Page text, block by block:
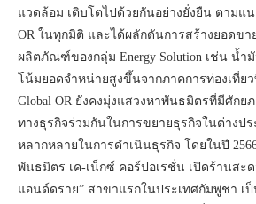
แวดล้อม เติบโตไปด้วยกันอย่างยั่งยืน ตามแ
OR ในทุกมิติ และได้ผลักดันการสร้างยอดขา
ผลิตภัณฑ์ของกลุ่ม Energy Solution เช่น น้ำ
โน้มยอดจำหน่ายสูงขึ้นจากภาคการท่องเที่ย
Global OR ยังคงมุ่งแสวงหาพันธมิตรที่มีศักย
ทางธุรกิจร่วมกันในการขยายธุรกิจในต่างปร
หลากหลายในการดำเนินธุรกิจ โดยในปี
พันธมิตร เค-เน็กซ์ คอร์ปอเรชั่น เปิดร้านสะ
แอนด์ดราย” สาขาแรกในประเทศกัมพูชา เ